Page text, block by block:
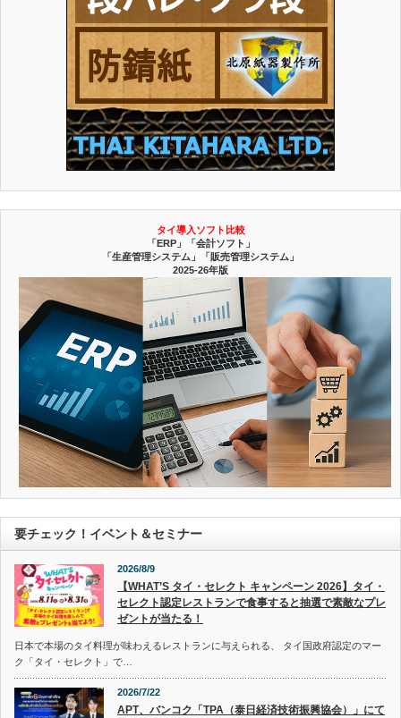
タイ導入ソフト比較
「ERP」「会計ソフト」
「生産管理システム」「販売管理システム」
2025-26年版
要チェック！イベント＆セミナー
2026/8/9
【WHAT’S タイ・セレクト キャンペーン 2026】タイ・
セレクト認定レストランで食事すると抽選で素敵なプレ
ゼントが当たる！
日本で本場のタイ料理が味わえるレストランに与えられる、 タイ国政府認定のマー
ク「タイ・セレクト」で…
2026/7/22
APT、バンコク「TPA（泰日経済技術振興協会）」にて